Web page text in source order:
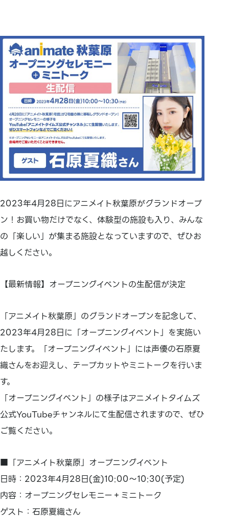
2023年4月28日にアニメイト秋葉原がグランドオープ
ン！お買い物だけでなく、体験型の施設も入り、みんな
の「楽しい」が集まる施設となっていますので、ぜひお
越しください。
【最新情報】オープニングイベントの生配信が決定
「アニメイト秋葉原」のグランドオープンを記念して、
2023年4月28日に「オープニングイベント」を実施い
たします。「オープニングイベント」には声優の石原夏
織さんをお迎えし、テープカットやミニトークを行いま
す。
「オープニングイベント」の様子はアニメイトタイムズ
公式YouTubeチャンネルにて生配信されますので、ぜひ
ご覧ください。
■「アニメイト秋葉原」オープニングイベント
日時：2023年4月28日(金)10:00～10:30(予定)
内容：オープニングセレモニー＋ミニトーク
ゲスト：石原夏織さん